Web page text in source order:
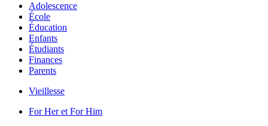
Adolescence
École
Éducation
Enfants
Étudiants
Finances
Parents
Vieillesse
For Her et For Him